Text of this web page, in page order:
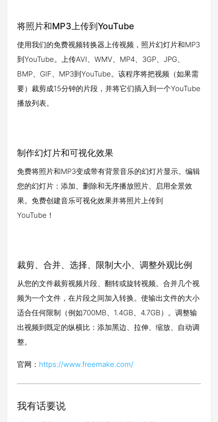
将照片和MP3上传到YouTube
使用我们的免费视频转换器上传视频，照片幻灯片和MP3
到YouTube。上传AVI、WMV、MP4、3GP、JPG、
BMP、GIF、MP3到YouTube。该程序将把视频（如果需
要）裁剪成15分钟的片段，并将它们插入到一个YouTube
播放列表。
制作幻灯片和可视化效果
免费将照片和MP3变成带有背景音乐的幻灯片显示。编辑
您的幻灯片：添加、删除和无序播放照片、启用全景效
果。免费创建音乐可视化效果并将照片上传到
YouTube！
裁剪、合并、选择、限制大小、调整外观比例
从您的文件裁剪视频片段、翻转或旋转视频。合并几个视
频为一个文件，在片段之间加入转换。使输出文件的大小
适合任何限制（例如700MB、1.4GB、4.7GB）。调整输
出视频到既定的纵横比：添加黑边、拉伸、缩放、自动调
整。
官网： https://www.freemake.com/
我有话要说